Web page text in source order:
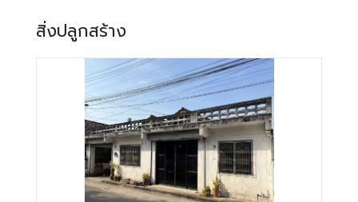
สิ่งปลูกสร้าง